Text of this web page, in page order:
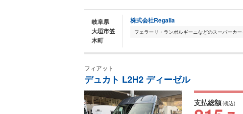
岐阜県
大垣市笠
木町
株式会社Regalia
フィアット
デュカト L2H2 ディーゼル
支払総額(税込)